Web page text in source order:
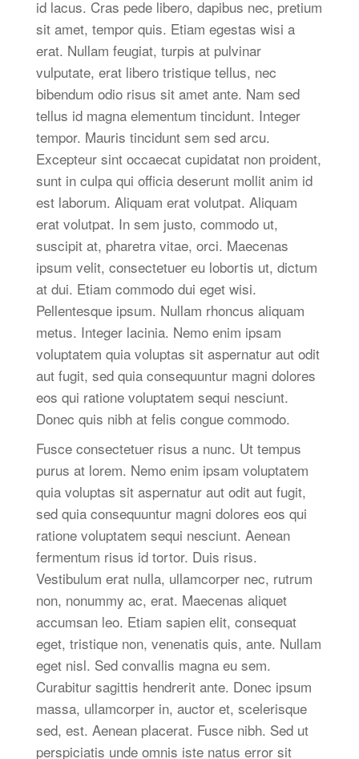
id lacus. Cras pede libero, dapibus nec, pretium
sit amet, tempor quis. Etiam egestas wisi a
erat. Nullam feugiat, turpis at pulvinar
vulputate, erat libero tristique tellus, nec
bibendum odio risus sit amet ante. Nam sed
tellus id magna elementum tincidunt. Integer
tempor. Mauris tincidunt sem sed arcu.
Excepteur sint occaecat cupidatat non proident,
sunt in culpa qui officia deserunt mollit anim id
est laborum. Aliquam erat volutpat. Aliquam
erat volutpat. In sem justo, commodo ut,
suscipit at, pharetra vitae, orci. Maecenas
ipsum velit, consectetuer eu lobortis ut, dictum
at dui. Etiam commodo dui eget wisi.
Pellentesque ipsum. Nullam rhoncus aliquam
metus. Integer lacinia. Nemo enim ipsam
voluptatem quia voluptas sit aspernatur aut odit
aut fugit, sed quia consequuntur magni dolores
eos qui ratione voluptatem sequi nesciunt.
Donec quis nibh at felis congue commodo.
Fusce consectetuer risus a nunc. Ut tempus
purus at lorem. Nemo enim ipsam voluptatem
quia voluptas sit aspernatur aut odit aut fugit,
sed quia consequuntur magni dolores eos qui
ratione voluptatem sequi nesciunt. Aenean
fermentum risus id tortor. Duis risus.
Vestibulum erat nulla, ullamcorper nec, rutrum
non, nonummy ac, erat. Maecenas aliquet
accumsan leo. Etiam sapien elit, consequat
eget, tristique non, venenatis quis, ante. Nullam
eget nisl. Sed convallis magna eu sem.
Curabitur sagittis hendrerit ante. Donec ipsum
massa, ullamcorper in, auctor et, scelerisque
sed, est. Aenean placerat. Fusce nibh. Sed ut
perspiciatis unde omnis iste natus error sit